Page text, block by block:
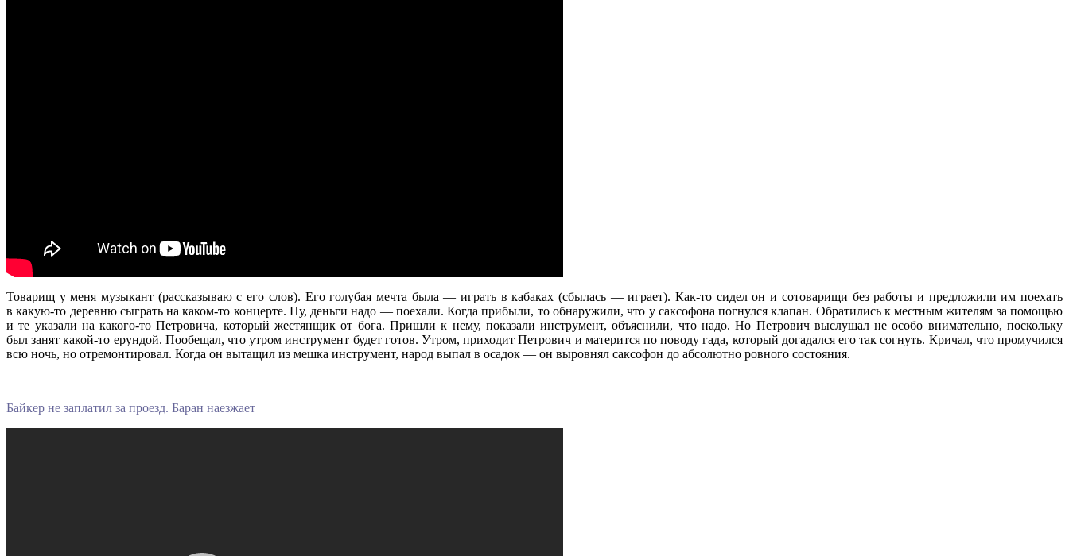
Товарищ у меня музыкант (рассказываю с его слов). Его голубая мечта была — играть в кабаках (сбылась — играет). Как-то сидел он и сотоварищи без работы и предложили им поехать
в какую-то деревню сыграть на каком-то концерте. Ну, деньги надо — поехали. Когда прибыли, то обнаружили, что у саксофона погнулся клапан. Обратились к местным жителям за помощью
и те указали на какого-то Петровича, который жестянщик от бога. Пришли к нему, показали инструмент, объяснили, что надо. Но Петрович выслушал не особо внимательно, поскольку
был занят какой-то ерундой. Пообещал, что утром инструмент будет готов. Утром, приходит Петрович и матерится по поводу гада, который догадался его так согнуть. Кричал, что промучился
всю ночь, но отремонтировал. Когда он вытащил из мешка инструмент, народ выпал в осадок — он выровнял саксофон до абсолютно ровного состояния.
Байкер не заплатил за проезд. Баран наезжает